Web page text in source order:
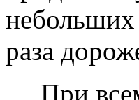
небольших
раза
При всем,